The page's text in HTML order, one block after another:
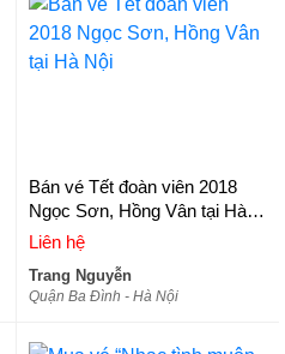
Bán vé Tết đoàn viên 2018
Ngọc Sơn, Hồng Vân tại Hà
Nội
Liên hệ
Trang Nguyễn
Quận Ba Đình - Hà Nội